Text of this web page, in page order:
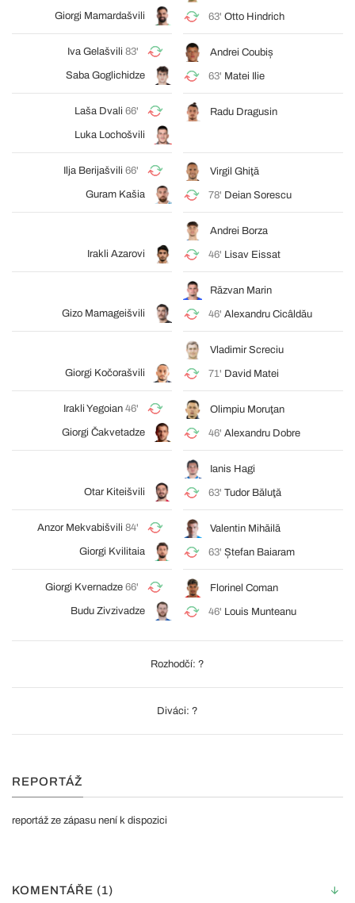
Giorgi Mamardašvili 63' Otto Hindrich
Iva Gelašvili 83'
Saba Goglichidze
Andrei Coubiș
63' Matei Ilie
Laša Dvali 66'
Luka Lochošvili
Radu Dragusin
Ilja Berijašvili 66'
Guram Kašia
Virgil Ghiţă
78' Deian Sorescu
Irakli Azarovi
Andrei Borza
46' Lisav Eissat
Gizo Mamageišvili
Răzvan Marin
46' Alexandru Cicâldău
Giorgi Kočorašvili
Vladimir Screciu
71' David Matei
Irakli Yegoian 46'
Giorgi Čakvetadze
Olimpiu Moruţan
46' Alexandru Dobre
Otar Kiteišvili
Ianis Hagi
63' Tudor Băluţă
Anzor Mekvabišvili 84'
Giorgi Kvilitaia
Valentin Mihăilă
63' Ștefan Baiaram
Giorgi Kvernadze 66'
Budu Zivzivadze
Florinel Coman
46' Louis Munteanu
Rozhodčí: ?
Diváci: ?
REPORTÁŽ
reportáž ze zápasu není k dispozici
KOMENTÁŘE (1)